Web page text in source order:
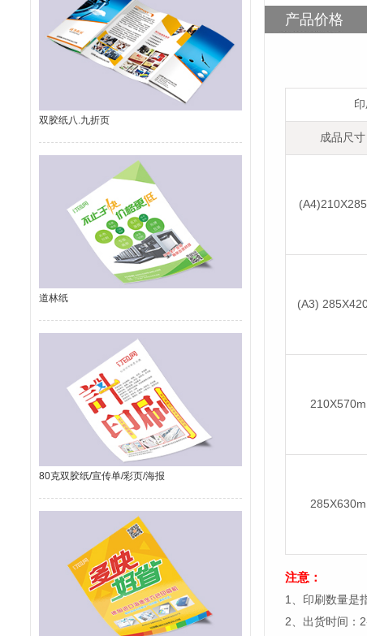
双胶纸八.九折页
道林纸
80克双胶纸/宣传单/彩页/海报
产品价格
成品尺寸
(A3)
注意：
1、印刷数量是
2、出货时间：